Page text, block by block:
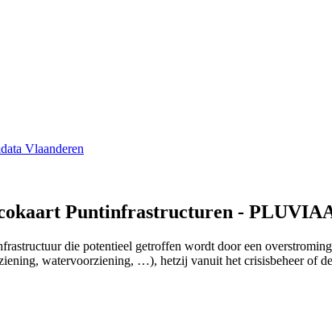
Vlaanderen
Puntinfrastructuren -
die potentieel getroffen wordt door een
watervoorziening, …), hetzij vanuit het crisisbeheer of